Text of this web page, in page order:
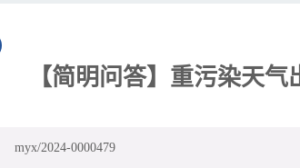
【简明问答】重污染天
myx/2024-0000479